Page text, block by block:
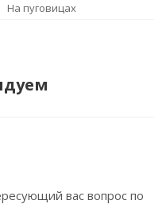
На пуговицах
вас вопрос по